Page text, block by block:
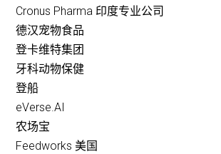
Cronus Pharma 印度专业公司
德汉宠物食品
登卡维特集团
牙科动物保健
登船
eVerse.AI
农场宝
Feedworks 美国